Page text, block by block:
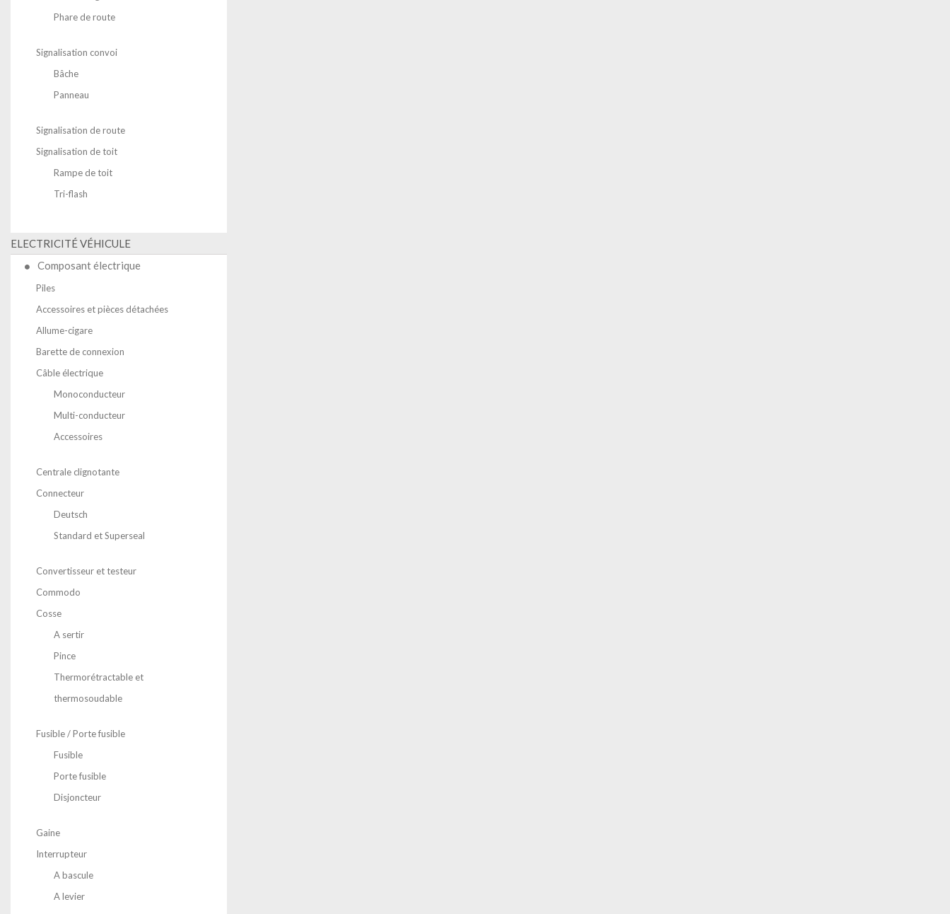
Phare de route
Signalisation convoi
Bâche
Panneau
Signalisation de route
Signalisation de toit
Rampe de toit
Tri-flash
ELECTRICITÉ VÉHICULE
Composant électrique
Piles
Accessoires et pièces détachées
Allume-cigare
Barette de connexion
Câble électrique
Monoconducteur
Multi-conducteur
Accessoires
Centrale clignotante
Connecteur
Deutsch
Standard et Superseal
Convertisseur et testeur
Commodo
Cosse
A sertir
Pince
Thermorétractable et
thermosoudable
Fusible / Porte fusible
Fusible
Porte fusible
Disjoncteur
Gaine
Interrupteur
A bascule
A levier